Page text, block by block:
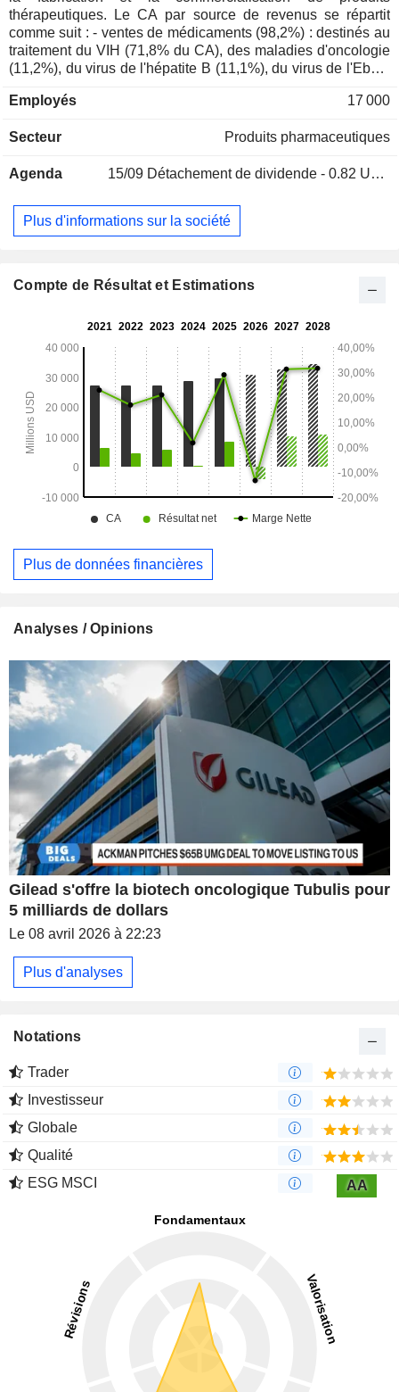
thérapeutiques. Le CA par source de revenus se répartit
comme suit : - ventes de médicaments (98,2%) : destinés au
traitement du VIH (71,8% du CA), des maladies d'oncologie
(11,2%), du virus de l'hépatite B (11,1%), du virus de l'Ebola
cytomégalovirus et sarcome de Kaposi avancé résultants du
des prestations de recherche et développement et de la
répartition géographique du CA est la suivante : Etats-Unis
Employés 17 000
Secteur Produits pharmaceutiques
Agenda 15/09 Détachement de dividende - 0.82 USD
Plus d'informations sur la société
Compte de Résultat et Estimations
Plus de données financières
Analyses / Opinions
Gilead s'offre la biotech oncologique Tubulis pour
5 milliards de dollars
Le 08 avril 2026 à 22:23
Plus d'analyses
Notations
Trader
Investisseur
Globale
Qualité
ESG MSCI
AA